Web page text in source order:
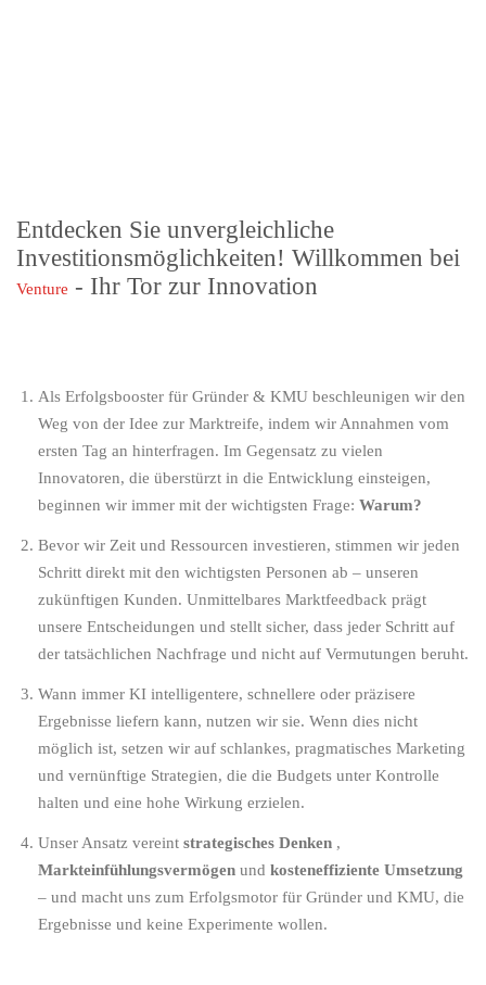
Entdecken Sie unvergleichliche
Investitionsmöglichkeiten! Willkommen bei
Venture - Ihr Tor zur Innovation
Als Erfolgsbooster für Gründer & KMU beschleunigen wir den
Weg von der Idee zur Marktreife, indem wir Annahmen vom
ersten Tag an hinterfragen. Im Gegensatz zu vielen
Innovatoren, die überstürzt in die Entwicklung einsteigen,
beginnen wir immer mit der wichtigsten Frage: Warum?
Bevor wir Zeit und Ressourcen investieren, stimmen wir jeden
Schritt direkt mit den wichtigsten Personen ab – unseren
zukünftigen Kunden. Unmittelbares Marktfeedback prägt
unsere Entscheidungen und stellt sicher, dass jeder Schritt auf
der tatsächlichen Nachfrage und nicht auf Vermutungen beruht.
Wann immer KI intelligentere, schnellere oder präzisere
Ergebnisse liefern kann, nutzen wir sie. Wenn dies nicht
möglich ist, setzen wir auf schlankes, pragmatisches Marketing
und vernünftige Strategien, die die Budgets unter Kontrolle
halten und eine hohe Wirkung erzielen.
Unser Ansatz vereint strategisches Denken ,
Markteinfühlungsvermögen und kosteneffiziente Umsetzung
– und macht uns zum Erfolgsmotor für Gründer und KMU, die
Ergebnisse und keine Experimente wollen.